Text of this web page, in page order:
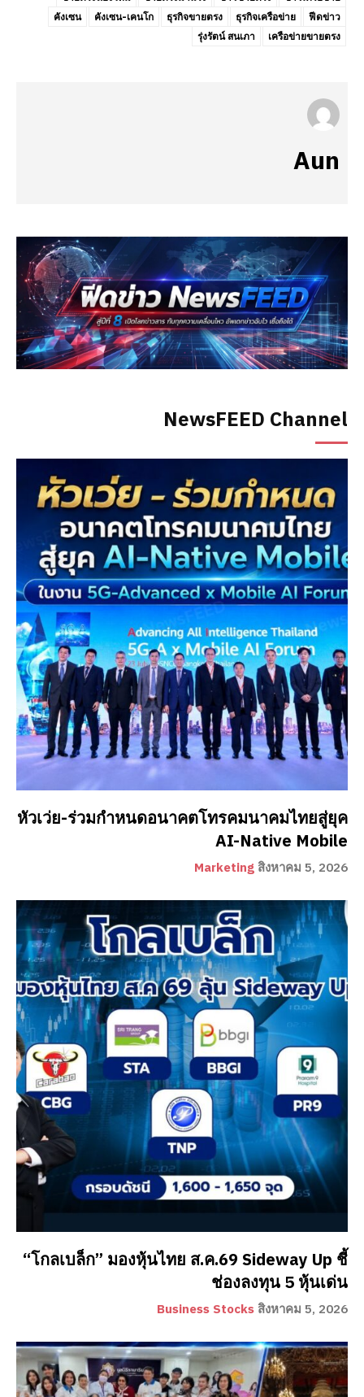
NewsFEED Channel
หัวเว่ย-ร่วมกำหนดอนาคตโทรคมนาคมไทยสู่ยุค
AI-Native Mobile
Marketing สิงหาคม 5, 2026
“โกลเบล็ก” มองหุ้นไทย ส.ค.69 Sideway Up ชี้
ช่องลงทุน 5 หุ้นเด่น
Business Stocks สิงหาคม 5, 2026
คังเซน
คังเซน-เคนโก ธุรกิจขายตรง ธุรกิจเครือข่าย
ฟีดข่าว
รุ่งรัตน์ สนเภา
เครือข่ายขายตรง
Aun